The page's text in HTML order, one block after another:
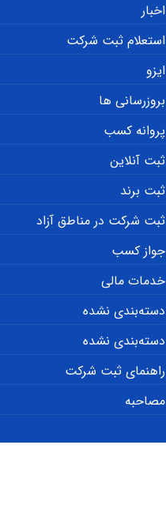
اخبار
استعلام ثبت شرکت
ایزو
بروزرسانی ها
پروانه کسب
ثبت آنلاین
ثبت برند
ثبت شرکت در مناطق آزاد
جواز کسب
خدمات مالی
دسته‌بندی نشده
دسته‌بندی نشده
راهنمای ثبت شرکت
مصاحبه